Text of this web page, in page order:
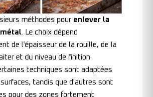
méthodes pour enlever la
. Le choix dépend
de l'épaisseur de la rouille, de la
et du niveau de finition
techniques sont adaptées
tandis que d'autres sont
pour des zones fortement